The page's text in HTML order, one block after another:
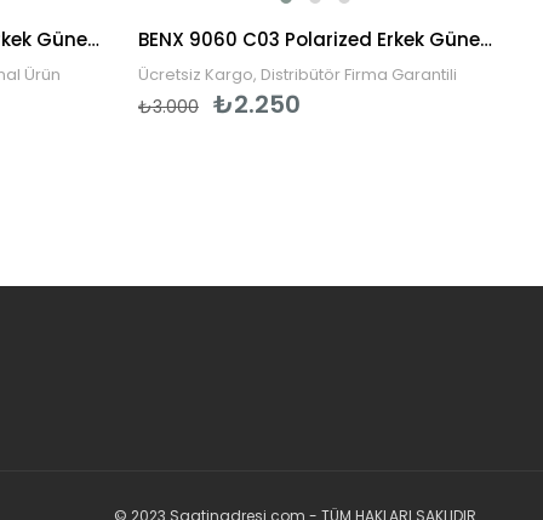
Persol PO3048S 95/31 58 Erkek Güneş Gözlüğü
Ürün
BENX 9060 C03 Polarized Erkek Güneş Gözlüğü
Ücretsiz Kargo, Distribütör Firma Garantili
₺2.250
₺3.000
© 2023 Saatinadresi.com - TÜM HAKLARI SAKLIDIR.